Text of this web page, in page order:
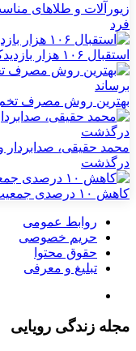
زیورآلات و طلاهای
فرد
استقبال ۱۰۶ هزار بازدیدکننده از موزه استان حضرت عباس (ع)
بهترین روش مصرف
محمد حقیقی،
درگذشت
کاهش ۱۰ درصدی جمعیت کیفری زندان‌های بوشهر
روابط عمومی
حریم خصوصی
حقوق محتوا
تبلیغ و معرفی
مجله زندگی رویایی